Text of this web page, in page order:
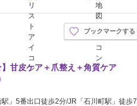
ブックマークする
甘皮ケア＋爪整え＋角質ケア
」5番出口徒歩2分/JR「石川町駅」徒歩7